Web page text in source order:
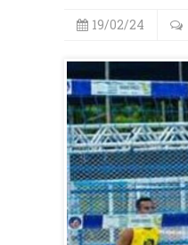
19/02/24